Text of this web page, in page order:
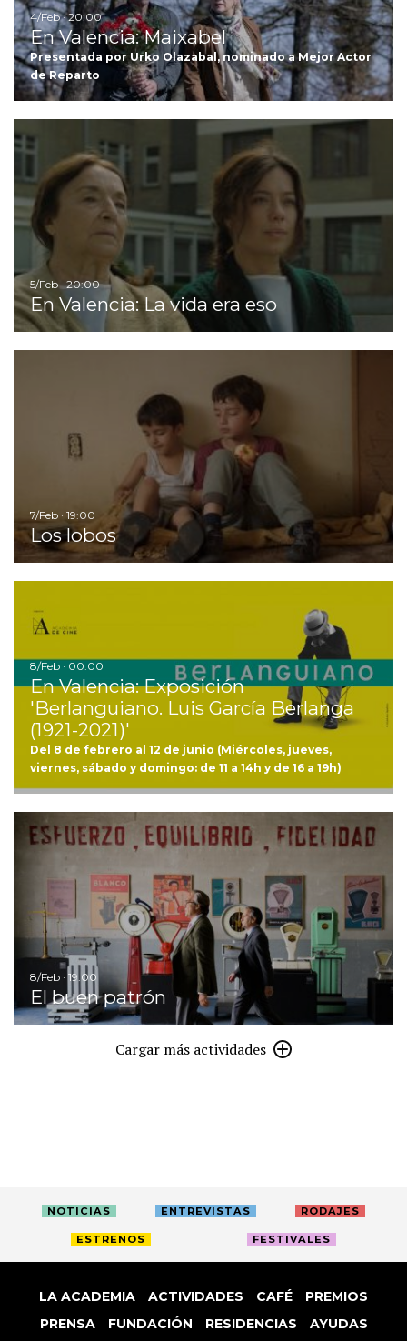
4/Feb · 20:00
En Valencia: Maixabel
Presentada por Urko Olazabal, nominado a Mejor Actor
de Reparto
5/Feb · 20:00
En Valencia: La vida era eso
7/Feb · 19:00
Los lobos
8/Feb · 00:00
En Valencia: Exposición
'Berlanguiano. Luis García Berlanga
(1921-2021)'
Del 8 de febrero al 12 de junio (Miércoles, jueves,
viernes, sábado y domingo: de 11 a 14h y de 16 a 19h)
8/Feb · 19:00
El buen patrón
Cargar más actividades
NOTICIAS ENTREVISTAS RODAJES
ESTRENOS FESTIVALES
LA ACADEMIA ACTIVIDADES CAFÉ
PREMIOS
PRENSA
FUNDACIÓN RESIDENCIAS AYUDAS